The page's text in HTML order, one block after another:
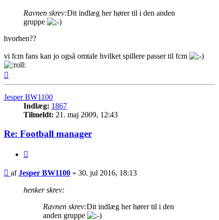
Ravnen skrev:Dit indlæg her hører til i den anden
gruppe
hvorhen??
vi fcm fans kan jo også omtale hvilket spillere passer til fcm
Jesper BW1100
Indlæg: 1867
Tilmeldt: 21. maj 2009, 12:43
Re: Football manager
Indlæg
afJesper BW1100 » 30. jul 2016, 18:13
henker skrev:
Ravnen skrev:Dit indlæg her hører til i den
anden gruppe